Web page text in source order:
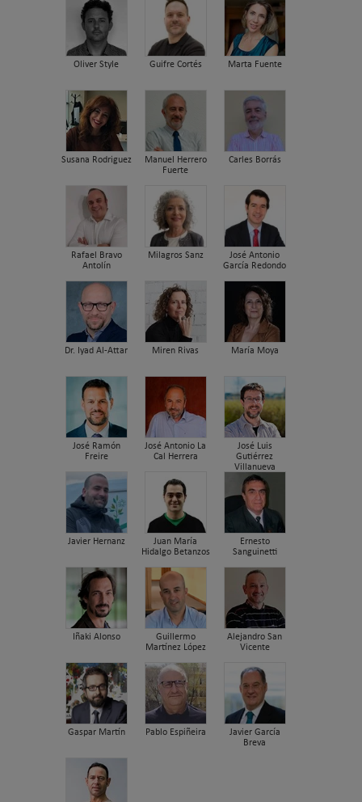
Oliver Style Guifre Cortés Marta Fuente
Susana Rodriguez
Manuel Herrero
Fuerte
Carles Borrás
Rafael Bravo
Antolín
Milagros Sanz
José Antonio
García Redondo
Dr. Iyad Al-Attar Miren Rivas María Moya
José Ramón
Freire
José Antonio La
Cal Herrera
José Luis
Gutiérrez
Villanueva
Javier Hernanz
Juan María
Hidalgo Betanzos
Ernesto
Sanguinetti
Iñaki Alonso
Guillermo
Martínez López
Alejandro San
Vicente
Gaspar Martín Pablo Espiñeira
Javier García
Breva